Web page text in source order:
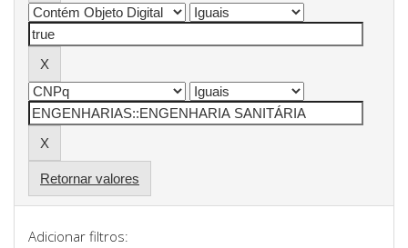
Retornar valores
Adicionar filtros: